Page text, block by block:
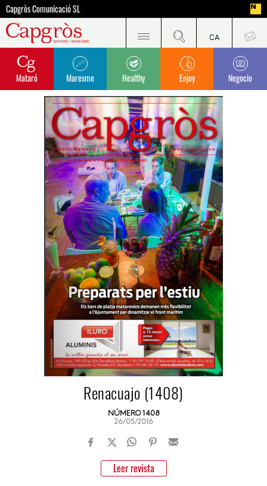
Capgròs Comunicació SL
Mataró Maresme Healthy Enjoy Negocio
Renacuajo (1408)
NÚMERO 1408
26/05/2016
Leer revista